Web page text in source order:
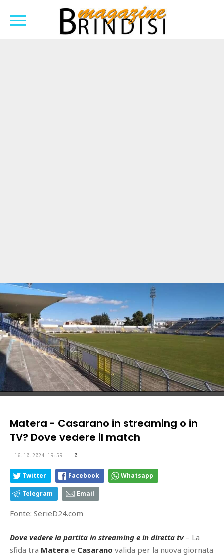
Matera - Casarano in streaming o in
TV? Dove vedere il match
16.10.2024 19:59 0
Twitter Facebook Whatsapp
Telegram Email
Fonte: SerieD24.com
Dove vedere la partita in streaming e in diretta tv– La
sfida tra Matera e Casarano valida per la nuova giornata